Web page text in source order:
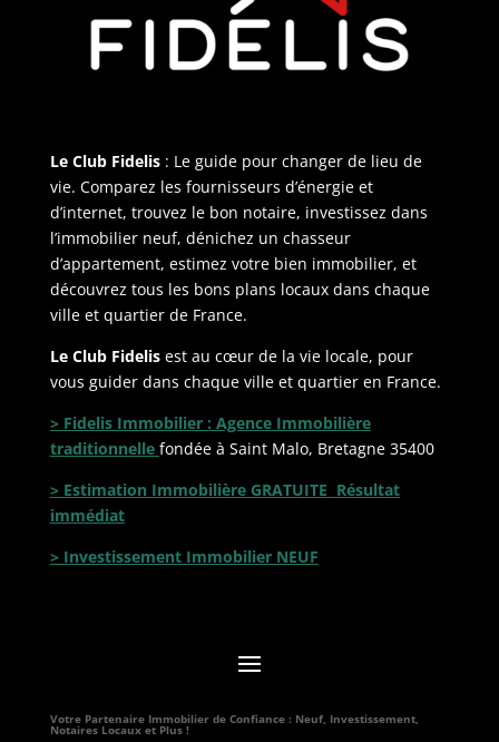
Le Club Fidelis: Le guide pour changer de lieu de
vie. Comparez les fournisseurs d’énergie et
d’internet, trouvez le bon notaire, investissez dans
l’immobilier neuf, dénichez un chasseur
d’appartement, estimez votre bien immobilier, et
découvrez tous les bons plans locaux dans chaque
ville et quartier de France.
Le Club Fidelisest au cœur de la vie locale, pour
vous guider dans chaque ville et quartier en France.
> Fidelis Immobilier : Agence Immobilière
traditionnelle fondée à Saint Malo, Bretagne 35400
> Estimation Immobilière GRATUITE Résultat
immédiat
> Investissement Immobilier NEUF
Votre Partenaire Immobilier de Confiance : Neuf, Investissement,
Notaires Locaux et Plus !